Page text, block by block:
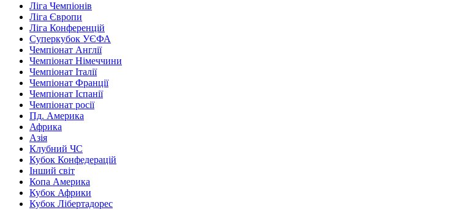
Ліга Чемпіонів
Ліга Європи
Ліга Конференцій
Суперкубок УЄФА
Чемпіонат Англії
Чемпіонат Німеччини
Чемпіонат Італії
Чемпіонат Франції
Чемпіонат Іспанії
Чемпіонат росії
Пд. Америка
Африка
Азія
Клубний ЧС
Кубок Конфедерацій
Інший світ
Копа Америка
Кубок Африки
Кубок Лібертадорес